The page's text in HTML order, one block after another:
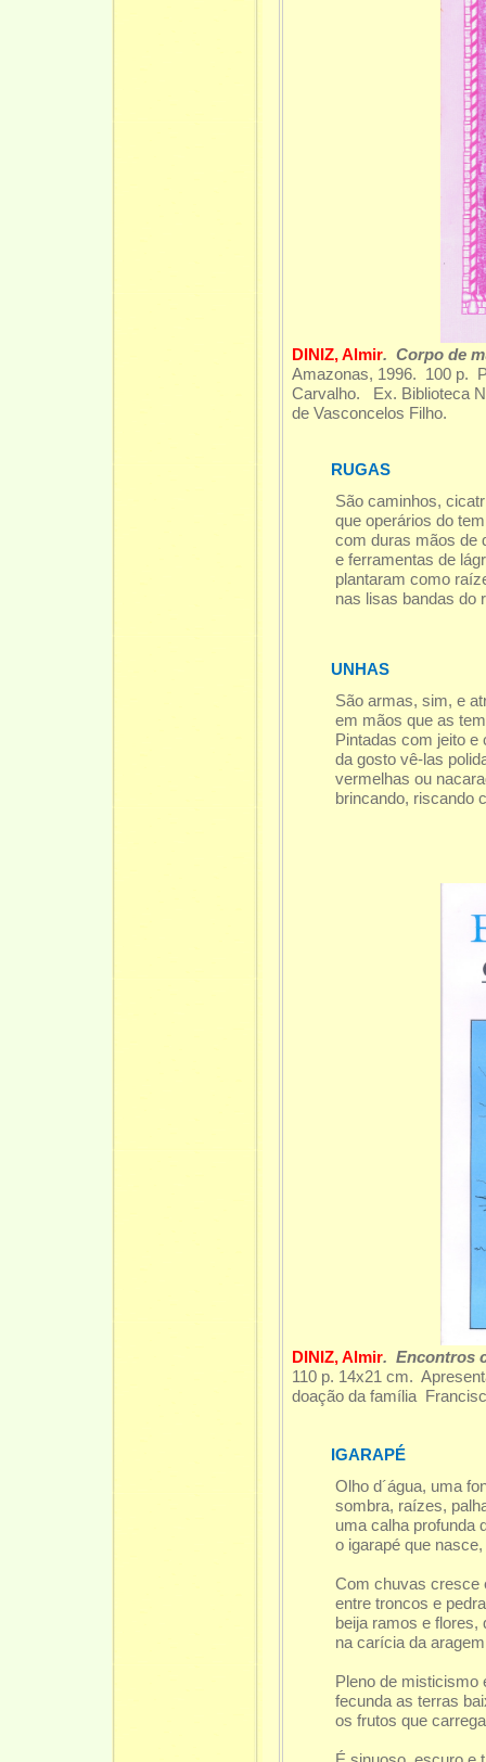
DINIZ, Almir. Corpo de
Amazonas, 1996. 100 p.
Carvalho. Ex. Biblioteca
de Vasconcelos Filho.
RUGAS
São caminhos,
que operários do
com duras mãos de
e ferramentas de
plantaram como
nas lisas bandas do
UNHAS
São armas, sim, e
em mãos que as
Pintadas com jeito e
da gosto vê-las
vermelhas ou
brincando, riscando
DINIZ, Almir. Encontros
110 p. 14x21 cm.
doação da família
IGARAPÉ
Olho d´água, uma
sombra, raízes,
uma calha profunda
o igarapé que
Com chuvas cresce
entre troncos e
beija ramos e flores,
na carícia da
Pleno de misticismo
fecunda as terras
os frutos que